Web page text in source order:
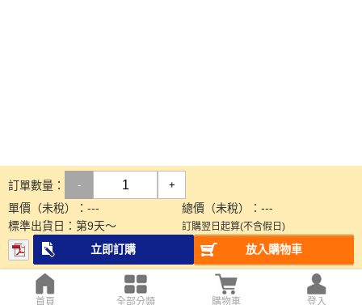
訂單數量： - +
單價（未稅）： --- 總價（未稅）： ---
標準出貨日： 第9天～ 訂購翌日起算(不含假日)
立即訂購 放入購物車
首頁 全部分類 購物車 登入